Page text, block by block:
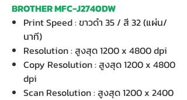
BROTHER MFC-J2740DW
Print Speed : ขาวดำ 35 / สี 32 (แผ่น/
นาที)
Resolution : สูงสุด 1200 x 4800 dpi
Copy Resolution : สูงสุด 1200 x 4800
dpi
Scan Resolution : สูงสุด 1200 x 2400